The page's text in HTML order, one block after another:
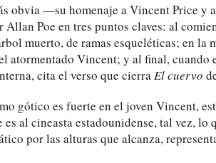
obvia —su homenaje a Vincent Price y
Poe en tres puntos claves: al
muerto, de ramas esqueléticas; en la
atormentado Vincent; y al final, cuando
cita el verso que cierraEl cuervo
gótico es fuerte en el joven Vincent,
al cineasta estadounidense, tal vez, lo
por las alturas que alcanza,